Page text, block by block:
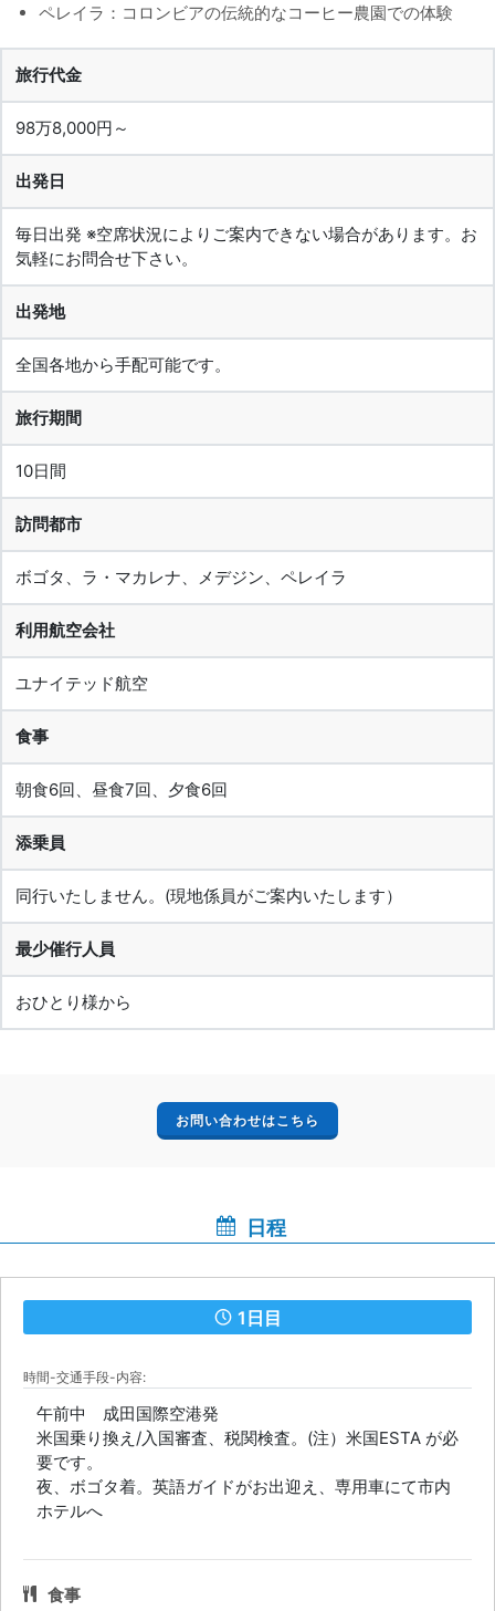
ペレイラ：コロンビアの伝統的なコーヒー農園での体験
旅行代金
98万8,000円～
出発日
毎日出発 ※空席状況によりご案内できない場合があります。お
気軽にお問合せ下さい。
出発地
全国各地から手配可能です。
旅行期間
10日間
訪問都市
ボゴタ、ラ・マカレナ、メデジン、ペレイラ
利用航空会社
ユナイテッド航空
食事
朝食6回、昼食7回、夕食6回
添乗員
同行いたしません。(現地係員がご案内いたします）
最少催行人員
おひとり様から
お問い合わせはこちら
日程
1日目
時間-交通手段-内容:
午前中 成田国際空港発
米国乗り換え/入国審査、税関検査。(注）米国ESTA が必
要です。
夜、ボゴタ着。英語ガイドがお出迎え、専用車にて市内
ホテルへ
食事